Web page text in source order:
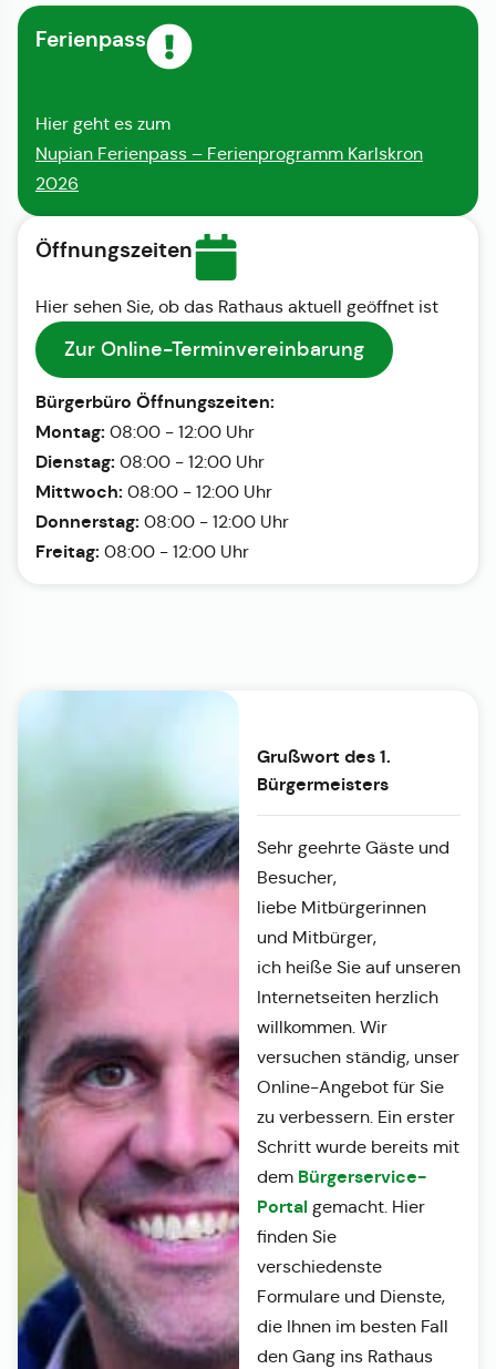
Ferienpass
Hier geht es zum
Nupian Ferienpass – Ferienprogramm Karlskron
2026
Öffnungszeiten
Hier sehen Sie, ob das Rathaus aktuell geöffnet ist
Zur Online-Terminvereinbarung
Bürgerbüro Öffnungszeiten:
Montag: 08:00 - 12:00 Uhr
Dienstag: 08:00 - 12:00 Uhr
Mittwoch: 08:00 - 12:00 Uhr
Donnerstag: 08:00 - 12:00 Uhr
Freitag: 08:00 - 12:00 Uhr
Grußwort des 1.
Bürgermeisters
Sehr geehrte Gäste und
Besucher,
liebe Mitbürgerinnen
und Mitbürger,
ich heiße Sie auf unseren
Internetseiten herzlich
willkommen. Wir
versuchen ständig, unser
Online-Angebot für Sie
zu verbessern. Ein erster
Schritt wurde bereits mit
dem Bürgerservice-
Portalgemacht. Hier
finden Sie
verschiedenste
Formulare und Dienste,
die Ihnen im besten Fall
den Gang ins Rathaus